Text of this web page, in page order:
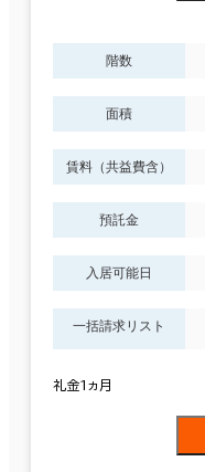
階数
面積
賃料（共益費含）
預託金
入居可能日
一括請求リスト
礼金1ヵ月